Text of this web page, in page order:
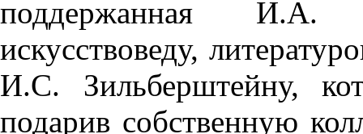
поддержанная И.А.
искусствоведу,
И.С. Зильберштейну,
подарив собственную